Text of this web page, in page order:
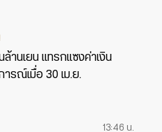
านเยน แทรกแซงค่าเงิน
รณ์เมื่อ 30 เม.ย.
13:46 น.